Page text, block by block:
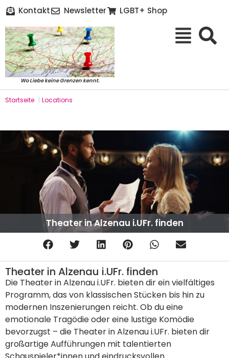
Kontakt Newsletter LGBT+ Shop
Wo Liebe keine Grenzen kennt.
Startseite | Locations
Theater in Alzenau i.UFr. finden
Theater in Alzenau i.UFr. finden
Die Theater in Alzenau i.UFr. bieten dir ein vielfältiges
Programm, das von klassischen Stücken bis hin zu
modernen Inszenierungen reicht. Ob du eine
emotionale Tragödie oder eine lustige Komödie
bevorzugst – die Theater in Alzenau i.UFr. bieten dir
großartige Aufführungen mit talentierten